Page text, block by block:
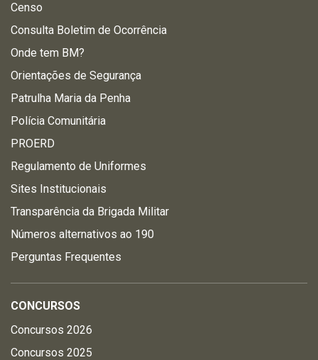
Censo
Consulta Boletim de Ocorrência
Onde tem BM?
Orientações de Segurança
Patrulha Maria da Penha
Polícia Comunitária
PROERD
Regulamento de Uniformes
Sites Institucionais
Transparência da Brigada Militar
Números alternativos ao 190
Perguntas Frequentes
CONCURSOS
Concursos 2026
Concursos 2025